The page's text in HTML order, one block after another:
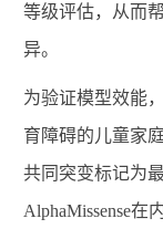
等级评估，从而
异。
为验证模型效能，
育障碍的儿童家
共同突变标记为
AlphaMissense在